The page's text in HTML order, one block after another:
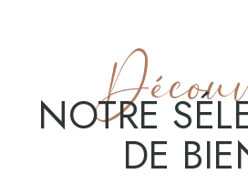
NOTRE
DE